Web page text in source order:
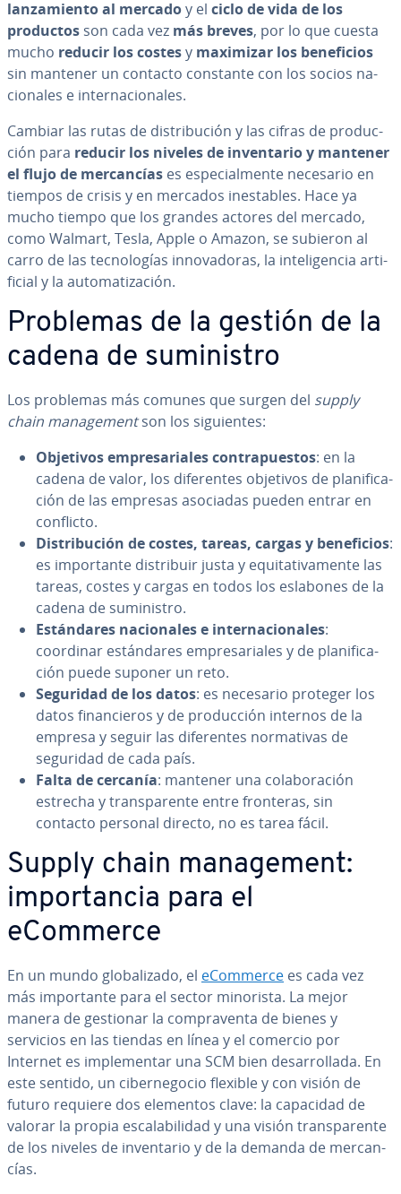
la­n­za­mie­n­to al mercadoy el ciclo de vida de los
productos son cada vez más breves, por lo que cuesta
mucho reducir los costesy maximizar los be­ne­fi­cios
sin mantener un contacto constante con los socios na­
cio­na­les e in­te­r­na­cio­na­les.
Cambiar las rutas de di­s­tri­bu­ción y las cifras de pro­du­c­
ción para reducir los niveles de in­ve­n­ta­rio y mantener
el flujo de me­r­ca­n­cías es es­pe­cia­l­me­n­te necesario en
tiempos de crisis y en mercados ine­s­ta­bles. Hace ya
mucho tiempo que los grandes actores del mercado,
como Walmart, Tesla, Apple o Amazon, se subieron al
carro de las te­c­no­lo­gías in­no­va­do­ras, la in­te­li­ge­n­cia ar­ti­
fi­cial y la au­to­ma­ti­za­ción.
Problemas de la gestión de la
cadena de su­mi­ni­s­tro
Los problemas más comunes que surgen del supply
chain ma­na­ge­me­ntson los si­guie­n­tes:
Objetivos em­pre­sa­ria­les co­n­tra­pue­s­tos: en la
cadena de valor, los di­fe­re­n­tes objetivos de pla­ni­fi­ca­
ción de las empresas asociadas pueden entrar en
conflicto.
Di­s­tri­bu­ción de costes, tareas, cargas y be­ne­fi­cios:
es im­po­r­ta­n­te di­s­tri­buir justa y equi­ta­ti­va­me­n­te las
tareas, costes y cargas en todos los eslabones de la
cadena de su­mi­ni­s­tro.
Es­tá­n­da­res na­cio­na­les e in­te­r­na­cio­na­les:
coordinar es­tá­n­da­res em­pre­sa­ria­les y de pla­ni­fi­ca­
ción puede suponer un reto.
Seguridad de los datos: es necesario proteger los
datos fi­na­n­cie­ros y de pro­du­c­ción internos de la
empresa y seguir las di­fe­re­n­tes no­r­ma­ti­vas de
seguridad de cada país.
Falta de cercanía: mantener una co­la­bo­ra­ción
estrecha y tra­n­s­pa­re­n­te entre fronteras, sin
contacto personal directo, no es tarea fácil.
Supply chain ma­na­ge­me­nt:
im­po­r­ta­n­cia para el
eCommerce
En un mundo glo­ba­li­za­do, el eCommerce es cada vez
más im­po­r­ta­n­te para el sector minorista. La mejor
manera de gestionar la co­m­pra­ve­n­ta de bienes y
servicios en las tiendas en línea y el comercio por
Internet es im­ple­me­n­tar una SCM bien de­sa­rro­lla­da. En
este sentido, un ci­be­r­ne­go­cio flexible y con visión de
futuro requiere dos elementos clave: la capacidad de
valorar la propia es­ca­la­bi­li­dad y una visión tra­n­s­pa­re­n­te
de los niveles de in­ve­n­ta­rio y de la demanda de me­r­ca­n­
cías.